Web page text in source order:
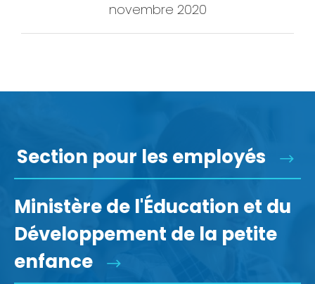
novembre 2020
Section pour les employés
Ministère de l'Éducation et du
Développement de la petite
enfance